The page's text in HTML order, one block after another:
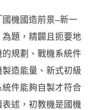
機國造前景–新一
題，精闢且扼要地
規劃、戰機系統件
造能量、新式初級
件能夠自製才符合
述，初教機是國機